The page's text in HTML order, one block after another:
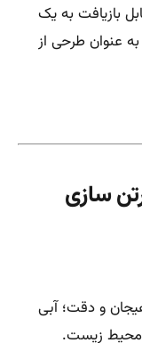
بازیافت به یک
عنوان طرحی از
سازی
و دقت؛ آبی
محیط زیست.